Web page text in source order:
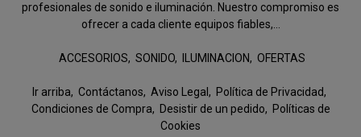
profesionales de sonido e iluminación. Nuestro compromiso es
ofrecer a cada cliente equipos fiables,...
ACCESORIOS SONIDO ILUMINACION OFERTAS
Ir arriba Contáctanos Aviso Legal
Política de Privacidad
Condiciones de Compra
Desistir de un pedido
Políticas de
Cookies